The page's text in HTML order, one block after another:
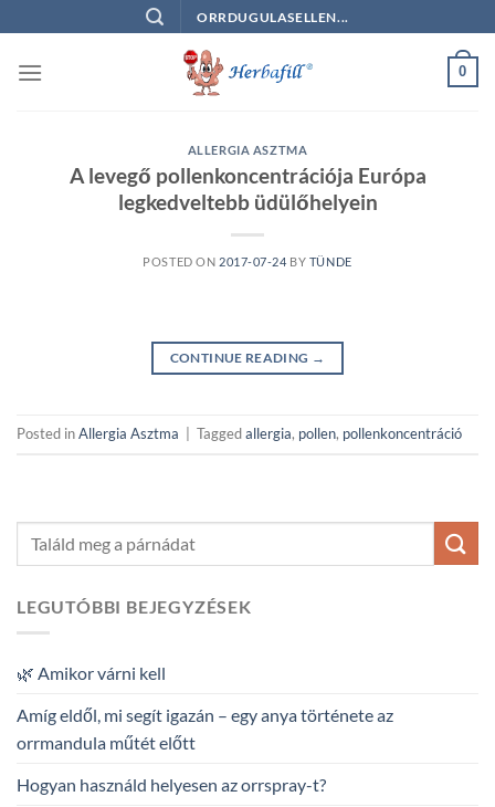
to
content
ORRDUGULASELLEN...
0
ALLERGIA ASZTMA
A levegő pollenkoncentrációja Európa
legkedveltebb üdülőhelyein
POSTED ON 2017-07-24 BY TÜNDE
CONTINUE READING →
Posted inAllergia Asztma Taggedallergia, pollen, pollenkoncentráció
LEGUTÓBBI BEJEGYZÉSEK
🌿 Amikor várni kell
Amíg eldől, mi segít igazán – egy anya története az
orrmandula műtét előtt
Hogyan használd helyesen az orrspray-t?